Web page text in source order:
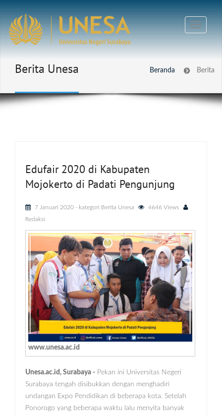
Berita Unesa Beranda Berita
Edufair 2020 di Kabupaten
Mojokerto di Padati Pengunjung
7 Januari 2020 - kategori Berita Unesa
4646 Views
Redaksi
www.unesa.ac.id
Unesa.ac.id, Surabaya - Pekan ini Universitas Negeri
Surabaya tengah disibukkan dengan menghadiri
undangan Expo Pendidikan di beberapa kota. Setelah
Ponorogo yang beberapa waktu lalu menyita banyak